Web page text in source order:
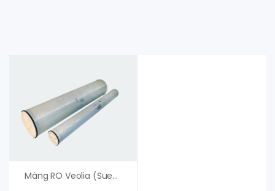
Màng RO Veolia (Suez) AK4040TM Series AK – An Vi Group